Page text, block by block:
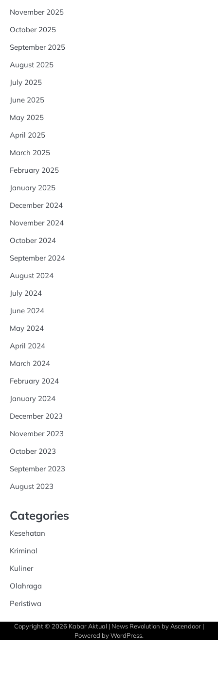
November 2025
October 2025
September 2025
August 2025
July 2025
June 2025
May 2025
April 2025
March 2025
February 2025
January 2025
December 2024
November 2024
October 2024
September 2024
August 2024
July 2024
June 2024
May 2024
April 2024
March 2024
February 2024
January 2024
December 2023
November 2023
October 2023
September 2023
August 2023
Categories
Kesehatan
Kriminal
Kuliner
Olahraga
Peristiwa
Copyright © 2026 Kabar Aktual | News Revolution byAscendoor |
Powered byWordPress.